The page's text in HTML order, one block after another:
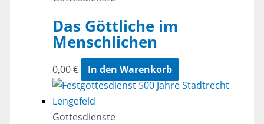
Menge
Das Göttliche im
Menschlichen
0,00€ In den Warenkorb
Gottesdienste